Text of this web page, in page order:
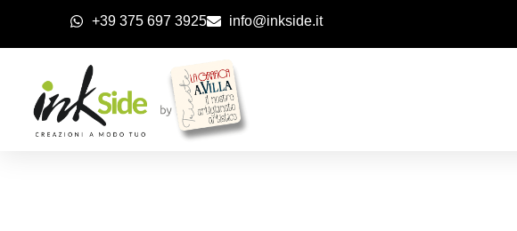
+39 375 697 3925 info@inkside.it